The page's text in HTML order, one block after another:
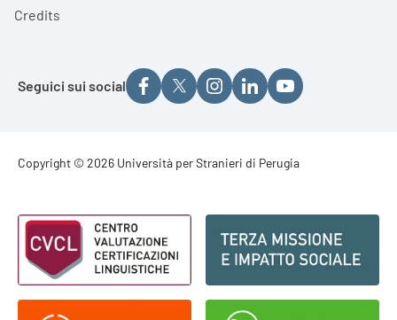
Credits
Seguici sui social
Footer - Copyright
Copyright © 2026 Università per Stranieri di Perugia
Footer - Loghi